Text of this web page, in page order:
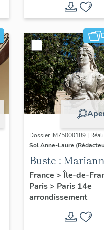
Dossier IM75000189 |
Sol Anne-Laure
Buste :
France > Île-de-
Paris> Paris 14e
arrondissement